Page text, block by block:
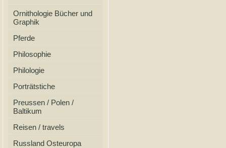
Ornithologie Bücher und
Graphik
Pferde
Philosophie
Philologie
Porträtstiche
Preussen / Polen /
Baltikum
Reisen / travels
Russland Osteuropa